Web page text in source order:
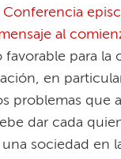
Conferencia
al
para la
en
problemas que
dar cada
sociedad en